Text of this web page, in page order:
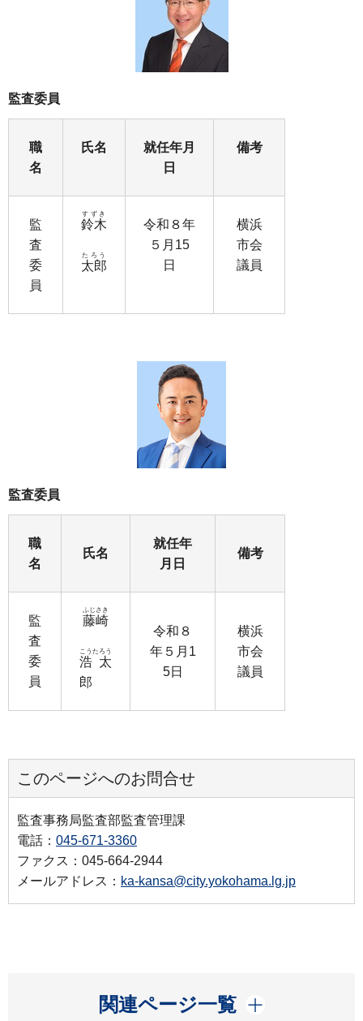
監査委員
職
名
氏名
就任年月
日
備考
監
査
委
員
鈴木
すずき
太郎
たろう
令和８年
５月15
日
横浜
市会
議員
監査委員
職
名
氏名
就任年
月日
備考
監
査
委
員
藤崎
ふじさき
浩太
郎
こうたろう
令和８
年５月1
5日
横浜
市会
議員
このページへのお問合せ
監査事務局監査部監査管理課
電話： 045-671-3360
ファクス：045-664-2944
メールアドレス： ka-kansa@city.yokohama.lg.jp
関連ページ一覧
開く